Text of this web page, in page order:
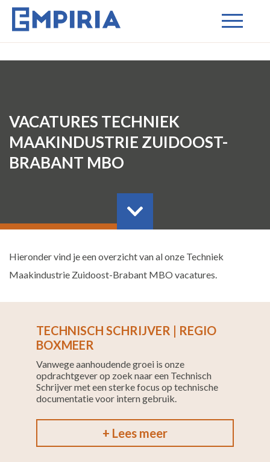
VACATURES TECHNIEK
MAAKINDUSTRIE ZUIDOOST-
BRABANT MBO
Hieronder vind je een overzicht van al onze Techniek
Maakindustrie Zuidoost-Brabant MBO vacatures.
TECHNISCH SCHRIJVER | REGIO
BOXMEER
Vanwege aanhoudende groei is onze
opdrachtgever op zoek naar een Technisch
Schrijver met een sterke focus op technische
documentatie voor intern gebruik.
+ Lees meer